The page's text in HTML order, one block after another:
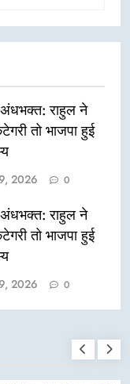
राहुल ने
तो भाजपा हुई
2026 0
राहुल ने
तो भाजपा हुई
2026 0